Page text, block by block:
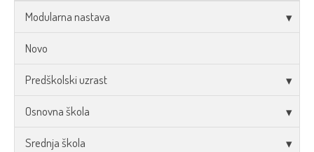
Modularna nastava
Novo
Predškolski uzrast
Osnovna škola
Srednja škola